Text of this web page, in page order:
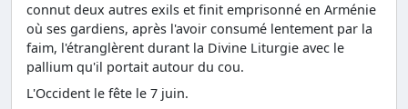
connut deux autres exils et finit emprisonné en Arménie
où ses gardiens, après l'avoir consumé lentement par la
faim, l'étranglèrent durant la Divine Liturgie avec le
pallium qu'il portait autour du cou.
L'Occident le fête le 7 juin.